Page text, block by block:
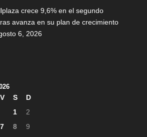
crece 9,6% en el segundo
avanza en su plan de crecimiento
6, 2026
V S
D
1
2
7 8
9